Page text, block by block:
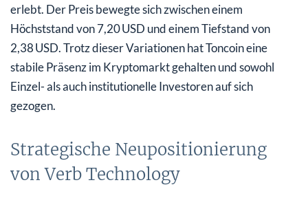
erlebt. Der Preis bewegte sich zwischen einem
Höchststand von 7,20 USD und einem Tiefstand von
2,38 USD. Trotz dieser Variationen hat Toncoin eine
stabile Präsenz im Kryptomarkt gehalten und sowohl
Einzel- als auch institutionelle Investoren auf sich
gezogen.
Strategische Neupositionierung
von Verb Technology